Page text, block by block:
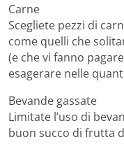
Carne
Scegliete pezzi di
come quelli che
(e che vi fanno
esagerare nelle
Bevande gassate
Limitate l’uso di
buon succo di frutta